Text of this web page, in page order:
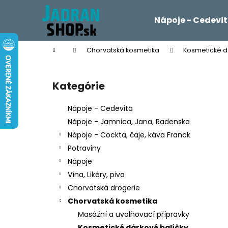
Nápoje -
Domov Chorvatská kosmetika Kosmetické
Preskočiť
kategórie
Kategórie
Nápoje - Cedevita
Nápoje - Jamnica, Jana, Radenska
Nápoje - Cockta, čaje, káva Franck
Potraviny
Nápoje
Vína, Likéry, piva
Chorvatská drogerie
Chorvatská kosmetika
Masážní a uvolňovací přípravky
š
í
k
Späť
do
Späť
do